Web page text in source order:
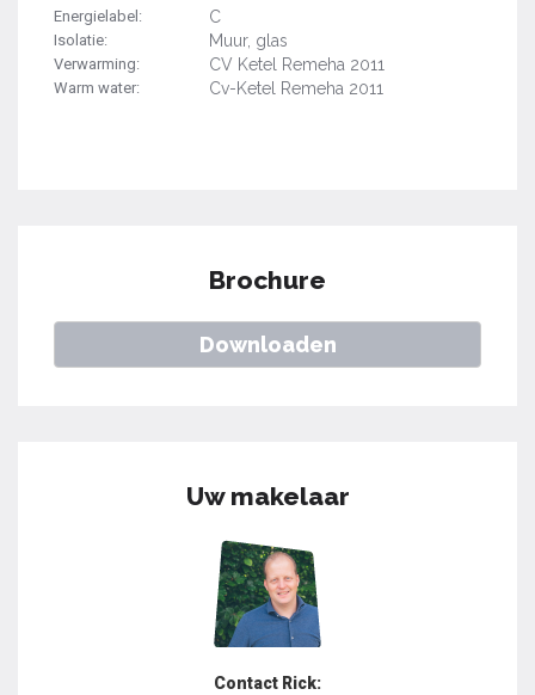
Energielabel: C
Isolatie: Muur, glas
Verwarming: CV Ketel Remeha 2011
Warm water: Cv-Ketel Remeha 2011
Brochure
Downloaden
Uw makelaar
Contact Rick: